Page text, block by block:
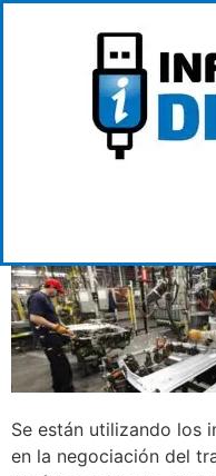
Se están utilizando los
en la negociación del